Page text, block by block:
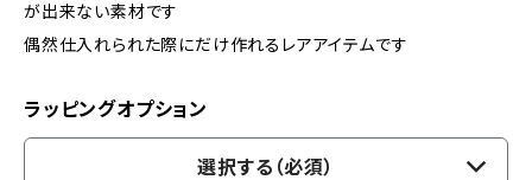
が出来ない素材です
偶然仕入れられた際にだけ作れるレアアイテムです
ラッピングオプション
選択する（必須）